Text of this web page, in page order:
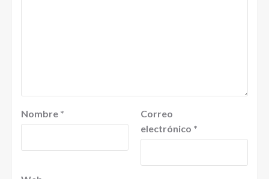
Nombre *
Correo
electrónico *